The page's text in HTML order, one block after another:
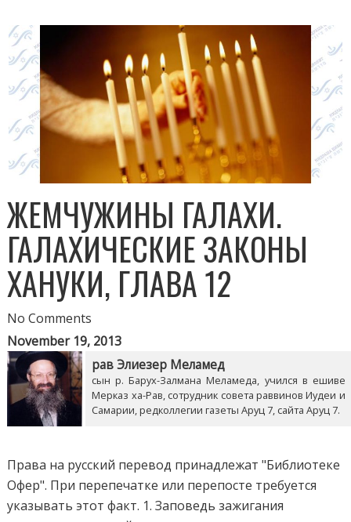
ЖЕМЧУЖИНЫ ГАЛАХИ.
ГАЛАХИЧЕСКИЕ ЗАКОНЫ
ХАНУКИ, ГЛАВА 12
No Comments
November 19, 2013
рав Элиезер Меламед
сын р. Барух-Залмана Меламеда, учился в ешиве
Мерказ ха-Рав, сотрудник совета раввинов Иудеи и
Самарии, редколлегии газеты Аруц 7, сайта Аруц 7.
Права на русский перевод принадлежат "Библиотеке
Офер". При перепечатке или перепосте требуется
указывать этот факт. 1. Заповедь зажигания